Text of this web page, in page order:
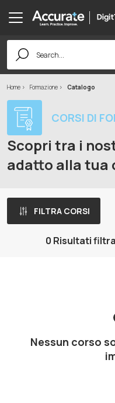
Search
for:
Home Formazione Catalogo
CORSI DI
Scopri tra i
adatto alla tua
FILTRA CORSI
0 Risultati
Nessun corso